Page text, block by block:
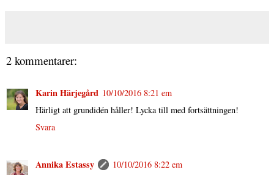
2 kommentarer:
Karin Härjegård 10/10/2016 8:21 em
Härligt att grundidén håller! Lycka till med fortsättningen!
Svara
Annika Estassy
10/10/2016 8:22 em